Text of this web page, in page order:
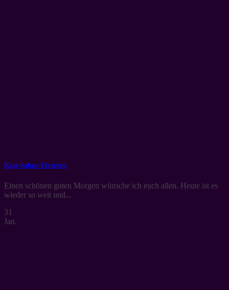
Käse-Sahne-Törtchen
Einen schönen guten Morgen wünsche ich euch allen. Heute ist es
wieder so weit und...
31
Jan.